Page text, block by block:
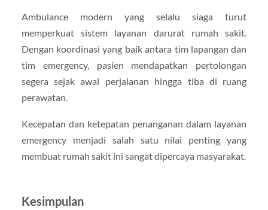
Ambulance modern yang selalu siaga turut
memperkuat sistem layanan darurat rumah sakit.
Dengan koordinasi yang baik antara tim lapangan dan
tim emergency, pasien mendapatkan pertolongan
segera sejak awal perjalanan hingga tiba di ruang
perawatan.
Kecepatan dan ketepatan penanganan dalam layanan
emergency menjadi salah satu nilai penting yang
membuat rumah sakit ini sangat dipercaya masyarakat.
Kesimpulan